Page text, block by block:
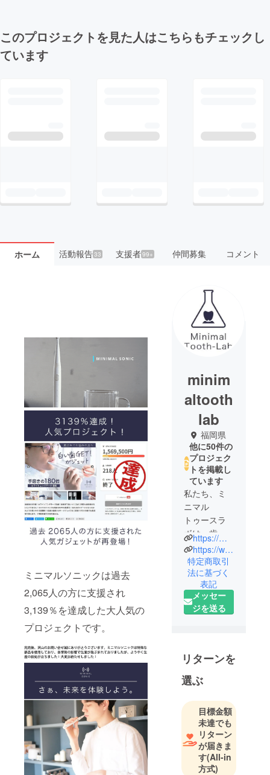
このプロジェクトを見た人はこちらもチェックし
ています
ホーム 活動報告33 支援者99+ 仲間募集 コメント
ミニマルソニックは過去
2,065人の方に支援され
3,139％を達成した大人気の
プロジェクトです。
minim
altooth
lab
福岡県
他に50件の
プロジェク
トを掲載し
ています
私たち、ミ
ニマル
トゥースラ
ボは、歯科
コンサルタ
ント、電動
歯ブラシマ
ニア＆マー
ケティング
メンバー、
ディベロッ
パーのチー
ムです。
科医院のコ
ンサルティ
ング業務か
ら医院長様
やスタッフ
様、そして
https://minimalsonic.com/
https://www.instagram.com/minimal_sonic/
特定商取引
法に基づく
表記
メッセー
ジを送る
リターンを
選ぶ
目標金額
未達でも
リターン
が届きま
す(All-in
方式)